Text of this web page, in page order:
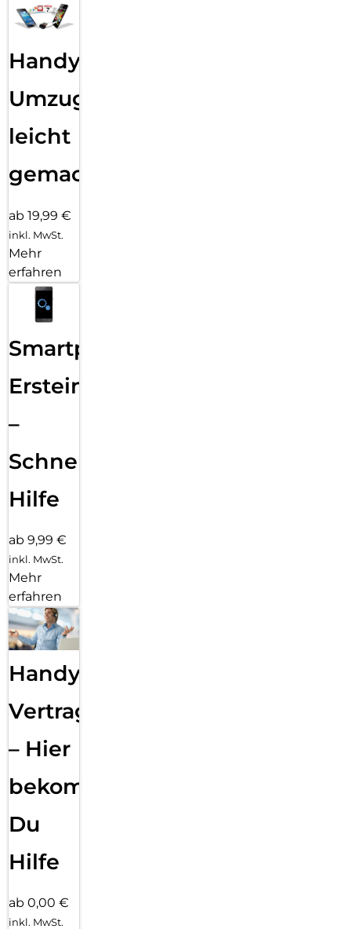
Handy
Umzug
leicht
gemacht!
ab 19,99 €
inkl. MwSt.
Mehr
erfahren
Smartphone
Ersteinrichtung
–
Schnelle
Hilfe
ab 9,99 €
inkl. MwSt.
Mehr
erfahren
Handy
Vertragsabwicklung
– Hier
bekommst
Du
Hilfe
ab 0,00 €
inkl. MwSt.